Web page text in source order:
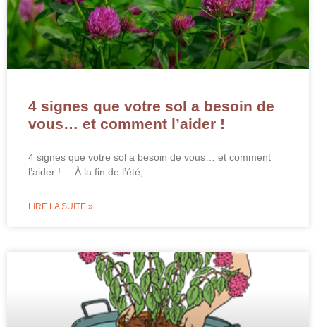
4 signes que votre sol a besoin de
vous… et comment l’aider !
4 signes que votre sol a besoin de vous… et comment
l’aider ! À la fin de l’été,
LIRE LA SUITE »